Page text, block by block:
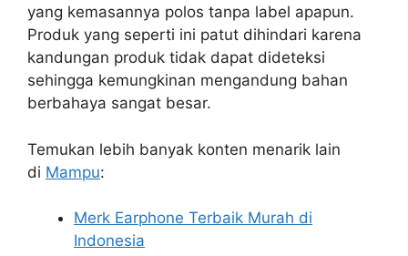
yang kemasannya polos tanpa label apapun.
Produk yang seperti ini patut dihindari karena
kandungan produk tidak dapat dideteksi
sehingga kemungkinan mengandung bahan
berbahaya sangat besar.
Temukan lebih banyak konten menarik lain
di Mampu:
Merk Earphone Terbaik Murah di
Indonesia